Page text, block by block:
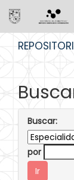
Buscar:
por